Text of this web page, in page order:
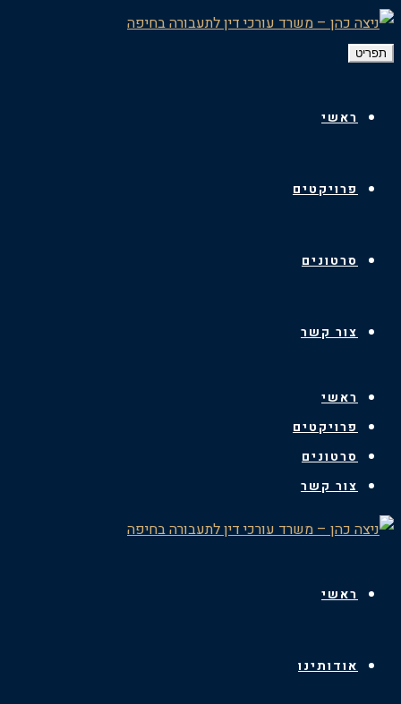
תפריט
ראשי
פרויקטים
סרטונים
צור קשר
ראשי
פרויקטים
סרטונים
צור קשר
ראשי
אודותינו